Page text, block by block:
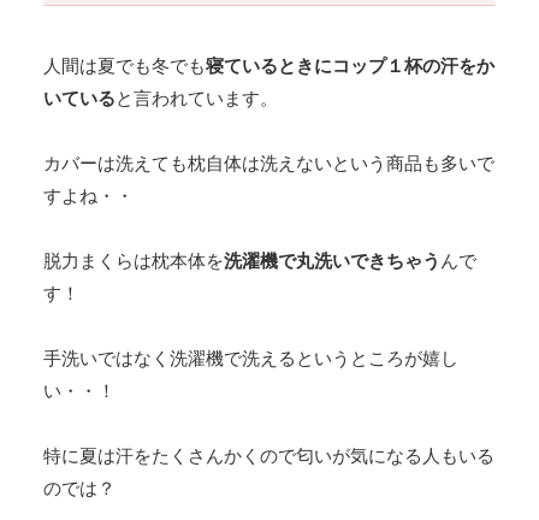
人間は夏でも冬でも寝ているときにコップ１杯の汗をか
いていると言われています。
カバーは洗えても枕自体は洗えないという商品も多いで
すよね・・
脱力まくらは枕本体を洗濯機で丸洗いできちゃう んで
す！
手洗いではなく洗濯機で洗えるというところが嬉し
い・・！
特に夏は汗をたくさんかくので匂いが気になる人もいる
のでは？